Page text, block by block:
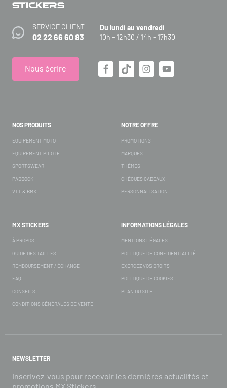
SERVICE CLIENT
02 22 66 60 83
Du lundi au vendredi
10h - 12h30 / 14h - 17h30
Nous écrire
NOS PRODUITS
ÉQUIPEMENT MOTO
ÉQUIPEMENT PILOTE
SPORTSWEAR
PADDOCK
VTT & BMX
NOTRE OFFRE
PROMOTIONS
MARQUES
THÈMES
CHÈQUES CADEAUX
PERSONNALISATION
MX STICKERS
À PROPOS
GUIDE DES TAILLES
REMBOURSEMENT / ÉCHANGE
FAQ
CONSEILS
CONDITIONS GÉNÉRALES DE VENTE
INFORMATIONS LÉGALES
MENTIONS LÉGALES
POLITIQUE DE CONFIDENTIALITÉ
EXERCEZ VOS DROITS
POLITIQUE DE COOKIES
PLAN DU SITE
NEWSLETTER
Inscrivez-vous pour recevoir les dernières actualités et
promotions MX Stickers.